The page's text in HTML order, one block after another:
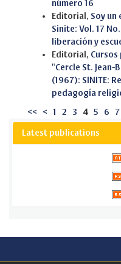
número 16
Editorial, Soy
Sinite: Vol. 17
liberación y
Editorial,
"Cercle St. Jean-
(1967): SINITE:
pedagogía
<< < 1 2 3 4 5 6 7
Latest publications